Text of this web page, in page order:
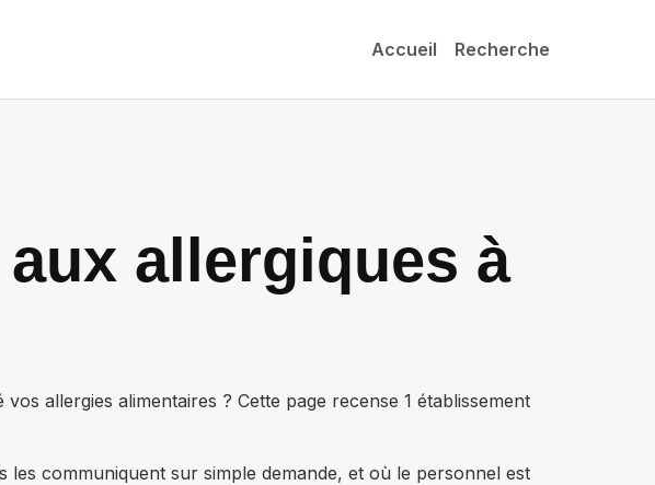
Accueil Recherche
allergiques à
allergies alimentaires ? Cette page recense 1 établissement
communiquent sur simple demande, et où le personnel est